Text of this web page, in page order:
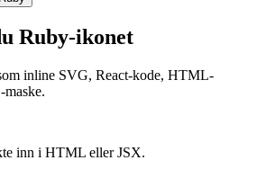
Ruby-ikonet
inline SVG, React-kode, HTML-
inn i HTML eller JSX.